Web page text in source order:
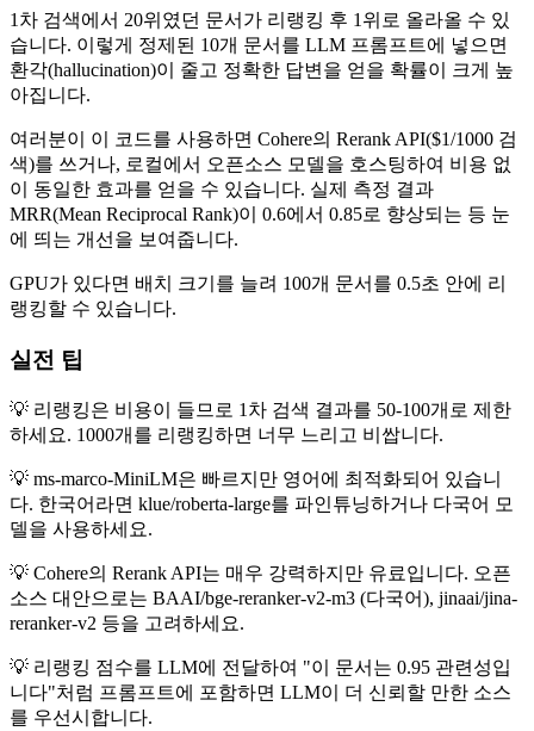
1차 검색에서 20위였던 문서가 리랭킹 후 1위로 올라올 수 있
습니다. 이렇게 정제된 10개 문서를 LLM 프롬프트에 넣으면
환각(hallucination)이 줄고 정확한 답변을 얻을 확률이 크게 높
아집니다.
여러분이 이 코드를 사용하면 Cohere의 Rerank API($1/1000 검
색)를 쓰거나, 로컬에서 오픈소스 모델을 호스팅하여 비용 없
이 동일한 효과를 얻을 수 있습니다. 실제 측정 결과
MRR(Mean Reciprocal Rank)이 0.6에서 0.85로 향상되는 등 눈
에 띄는 개선을 보여줍니다.
GPU가 있다면 배치 크기를 늘려 100개 문서를 0.5초 안에 리
랭킹할 수 있습니다.
실전 팁
💡 리랭킹은 비용이 들므로 1차 검색 결과를 50-100개로 제한
하세요. 1000개를 리랭킹하면 너무 느리고 비쌉니다.
💡 ms-marco-MiniLM은 빠르지만 영어에 최적화되어 있습니
다. 한국어라면 klue/roberta-large를 파인튜닝하거나 다국어 모
델을 사용하세요.
💡 Cohere의 Rerank API는 매우 강력하지만 유료입니다. 오픈
소스 대안으로는 BAAI/bge-reranker-v2-m3 (다국어), jinaai/jina-
reranker-v2 등을 고려하세요.
💡 리랭킹 점수를 LLM에 전달하여 "이 문서는 0.95 관련성입
니다"처럼 프롬프트에 포함하면 LLM이 더 신뢰할 만한 소스
를 우선시합니다.